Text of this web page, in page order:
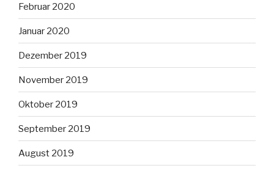
Februar 2020
Januar 2020
Dezember 2019
November 2019
Oktober 2019
September 2019
August 2019